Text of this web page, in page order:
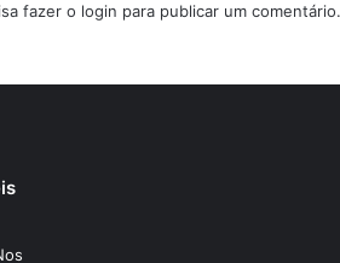
fazer o login para publicar um comentário.